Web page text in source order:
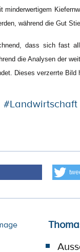
minderwertigem
während die Gut
dass sich fast
die Analysen der
Dieses verzerrte Bild
#Landwirtschaft